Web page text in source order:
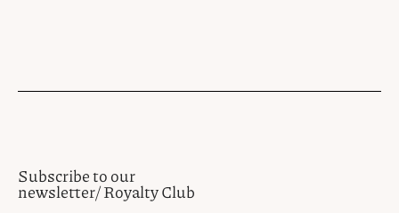
Subscribe to our
newsletter/ Royalty Club